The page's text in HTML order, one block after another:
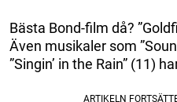
Bästa Bond-film då?
Även musikaler som
”Singin’ in the Rain” (11)